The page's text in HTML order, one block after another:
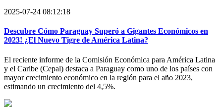
2025-07-24 08:12:18
Descubre Cómo Paraguay Superó a Gigantes Económicos en
2023! ¿El Nuevo Tigre de América Latina?
El reciente informe de la Comisión Económica para América Latina
y el Caribe (Cepal) destaca a Paraguay como uno de los países con
mayor crecimiento económico en la región para el año 2023,
estimando un crecimiento del 4,5%.